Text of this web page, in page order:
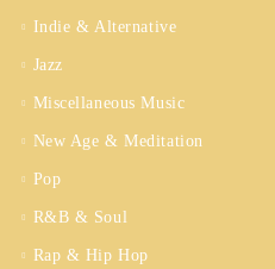
Indie & Alternative
Jazz
Miscellaneous Music
New Age & Meditation
Pop
R&B & Soul
Rap & Hip Hop